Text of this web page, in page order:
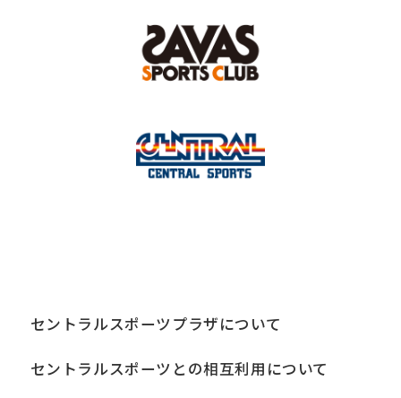
セントラルスポーツプラザについて
セントラルスポーツとの相互利用について